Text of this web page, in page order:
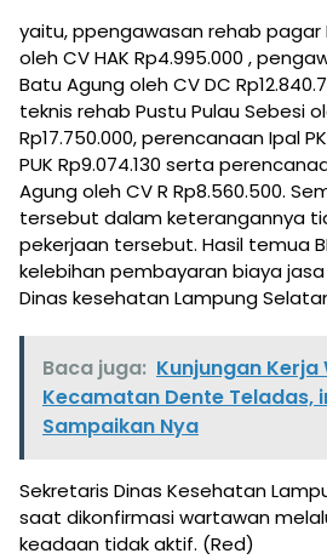
yaitu, ppengawasan rehab pagar
oleh CV HAK Rp4.995.000 ,
Batu Agung oleh CV DC
teknis rehab Pustu Pulau Sebesi
Rp17.750.000, perencanaan Ipal
PUK Rp9.074.130 serta
Agung oleh CV R Rp8.560.500.
tersebut dalam keterangannya
pekerjaan tersebut. Hasil temua
kelebihan pembayaran biaya
Dinas kesehatan Lampung
Baca juga: Kunjungan Kerja
Kecamatan Dente Teladas,
Sampaikan Nya
Sekretaris Dinas Kesehatan
saat dikonfirmasi wartawan
keadaan tidak aktif. (Red)